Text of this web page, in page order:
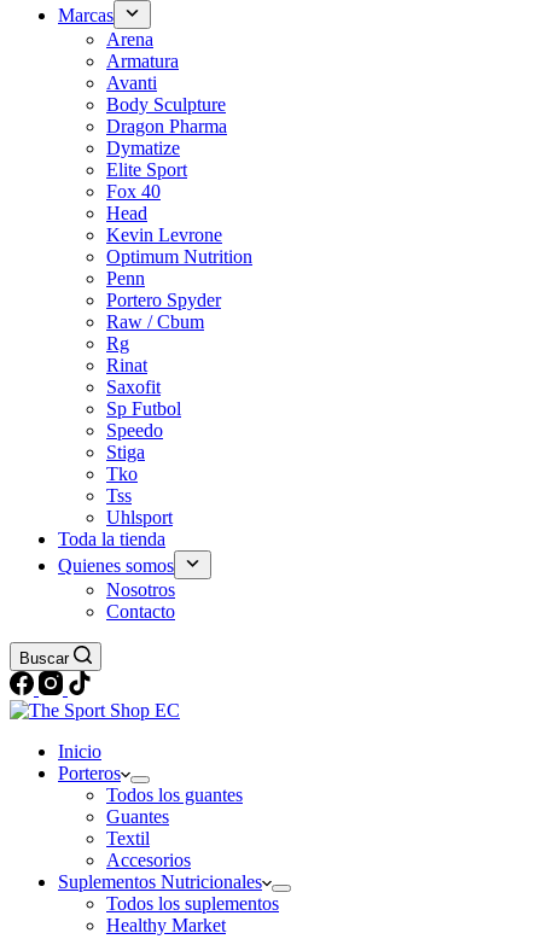
Marcas
Arena
Armatura
Avanti
Body Sculpture
Dragon Pharma
Dymatize
Elite Sport
Fox 40
Head
Kevin Levrone
Optimum Nutrition
Penn
Portero Spyder
Raw / Cbum
Rg
Rinat
Saxofit
Sp Futbol
Speedo
Stiga
Tko
Tss
Uhlsport
Toda la tienda
Quienes somos
Nosotros
Contacto
Buscar
Inicio
Porteros
Todos los guantes
Guantes
Textil
Accesorios
Suplementos Nutricionales
Todos los suplementos
Healthy Market